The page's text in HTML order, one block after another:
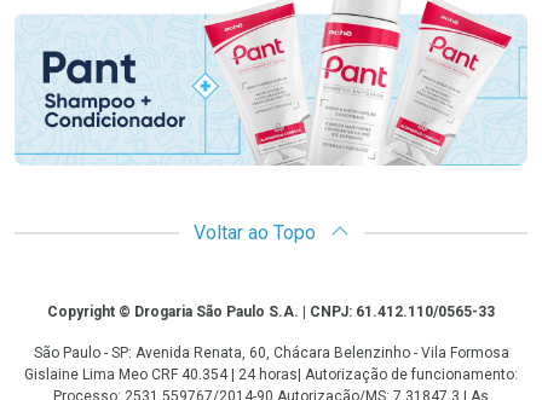
Voltar ao Topo
CopyrightCopyright © Drogaria São Paulo S.A. | CNPJ: 61.412.110/0565-33
São Paulo - SP: Avenida Renata, 60, Chácara Belenzinho - Vila Formosa
Gislaine Lima Meo CRF 40.354 | 24 horas| Autorização de funcionamento:
Processo: 2531.559767/2014-90 Autorização/MS: 7.31847.3 | As